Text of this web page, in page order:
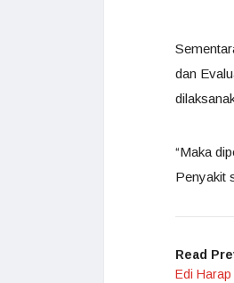
dan
“Maka
Penyakit
Read
Edi